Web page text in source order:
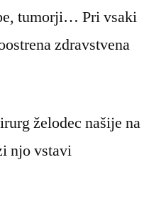
tumorji… Pri vsaki
zdravstvena
želodec našije na
njo vstavi